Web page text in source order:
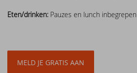
Eten/drinken: Pauzes en lunch inbegrepen
DataFlex 2024
vector drawings
download and